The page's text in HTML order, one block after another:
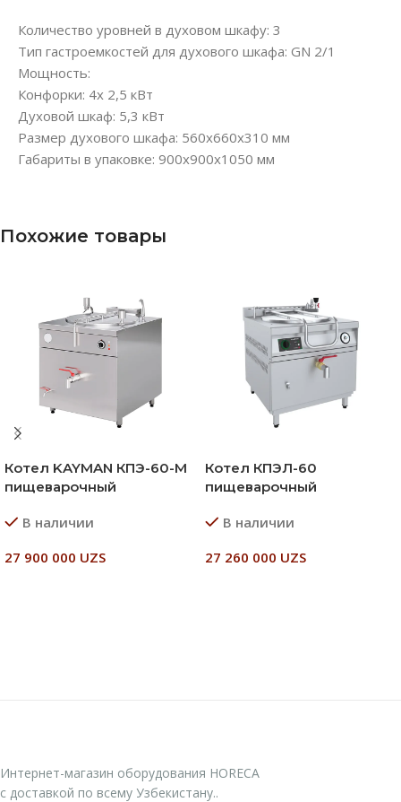
Количество уровней в духовом шкафу: 3
Тип гастроемкостей для духового шкафа: GN 2/1
Мощность:
Конфорки: 4х 2,5 кВт
Духовой шкаф: 5,3 кВт
Размер духового шкафа: 560x660x310 мм
Габариты в упаковке: 900х900х1050 мм
Похожие товары
Котел KAYMAN КПЭ-60-М
пищеварочный
В наличии
27 900 000 UZS
Котел КПЭЛ-60
пищеварочный
В наличии
27 260 000 UZS
Интернет-магазин оборудования HORECA
с доставкой по всему Узбекистану..